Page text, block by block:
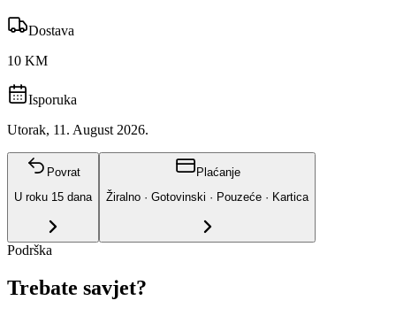
Dostava
10 KM
Isporuka
Utorak, 11. August 2026.
Povrat
U roku 15 dana
Plaćanje
Žiralno · Gotovinski · Pouzeće · Kartica
Podrška
Trebate savjet?